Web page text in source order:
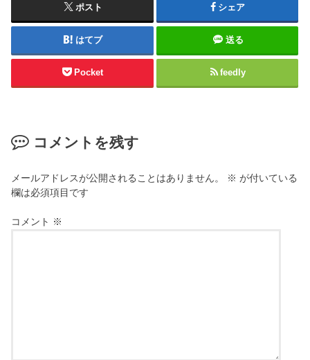
ポスト シェア
はてブ 送る
Pocket feedly
コメントを残す
メールアドレスが公開されることはありません。 ※ が付いている
欄は必須項目です
コメント ※